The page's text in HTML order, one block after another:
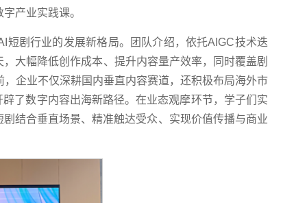
产业实践课。
剧行业的发展新格局。团队介绍，依托AIGC技术迭
大幅降低创作成本、提升内容量产效率，同时覆盖剧
企业不仅深耕国内垂直内容赛道，还积极布局海外市
了数字内容出海新路径。在业态观摩环节，学子们实
结合垂直场景、精准触达受众、实现价值传播与商业